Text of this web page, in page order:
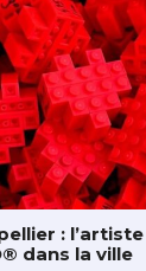
:
dans la ville